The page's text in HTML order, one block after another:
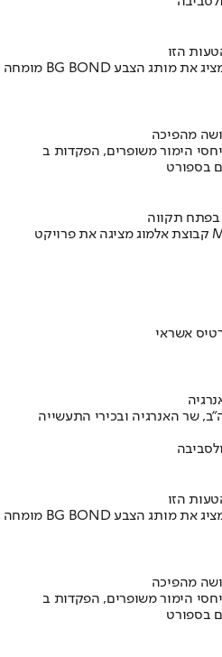
הזו
בספורט
תקווה
קבוצת אלמוג מציגה את פרויקט MALA: מגדלי הפרימיום האחרונים
שר האנרגיה ובכירי התעשייה
הזו
בספורט